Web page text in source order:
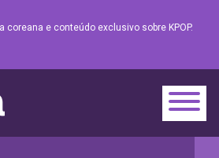
coreana e conteúdo exclusivo sobre KPOP.